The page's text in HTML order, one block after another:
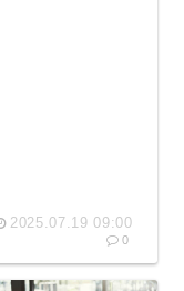
2025.07.19 09:00
0